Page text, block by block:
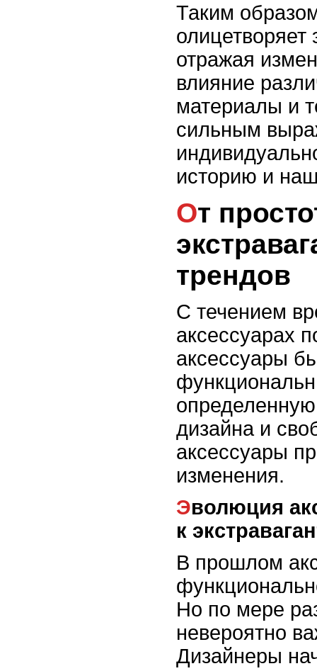
Таким
отражая
влияние
материалы и
сильным
историю и
От простоты к
трендов
С течением
аксессуарах
аксессуары
дизайна и
аксессуары
изменения.
Эволюция аксессуаров: от нейтральности
к
В прошлом
Но по мере
невероятно
Дизайнеры